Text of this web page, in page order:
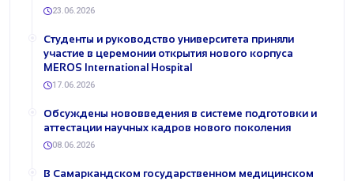
23.06.2026
Студенты и руководство университета приняли
участие в церемонии открытия нового корпуса
MEROS International Hospital
17.06.2026
Обсуждены нововведения в системе подготовки и
аттестации научных кадров нового поколения
08.06.2026
В Самаркандском государственном медицинском